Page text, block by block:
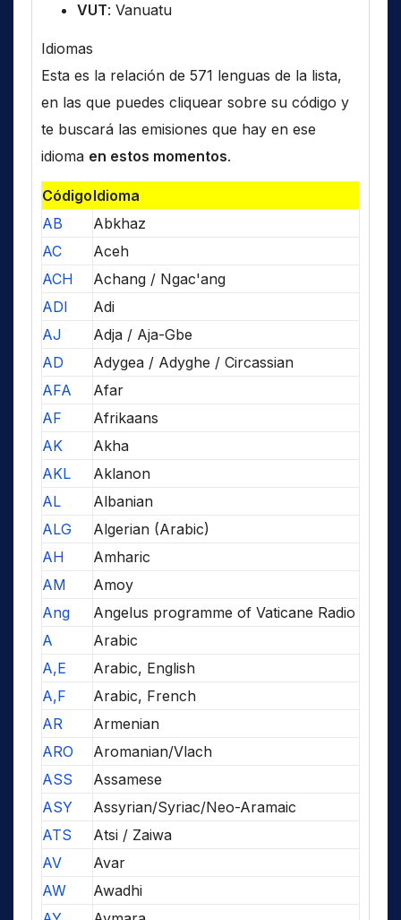
VUT: Vanuatu
Idiomas
Esta es la relación de 571 lenguas de la lista,
en las que puedes cliquear sobre su código y
te buscará las emisiones que hay en ese
idioma en estos momentos.
CódigoIdioma
AB
Abkhaz
AC
Aceh
ACH
Achang / Ngac'ang
ADI
Adi
AJ
Adja / Aja-Gbe
AD
Adygea / Adyghe / Circassian
AFA
Afar
AF
Afrikaans
AK
Akha
AKL
Aklanon
AL
Albanian
ALG
Algerian (Arabic)
AH
Amharic
AM
Amoy
Ang
Angelus programme of Vaticane Radio
A
Arabic
A,E
Arabic, English
A,F
Arabic, French
AR
Armenian
ARO
Aromanian/Vlach
ASS
Assamese
ASY
Assyrian/Syriac/Neo-Aramaic
ATS
Atsi / Zaiwa
AV
Avar
AW
Awadhi